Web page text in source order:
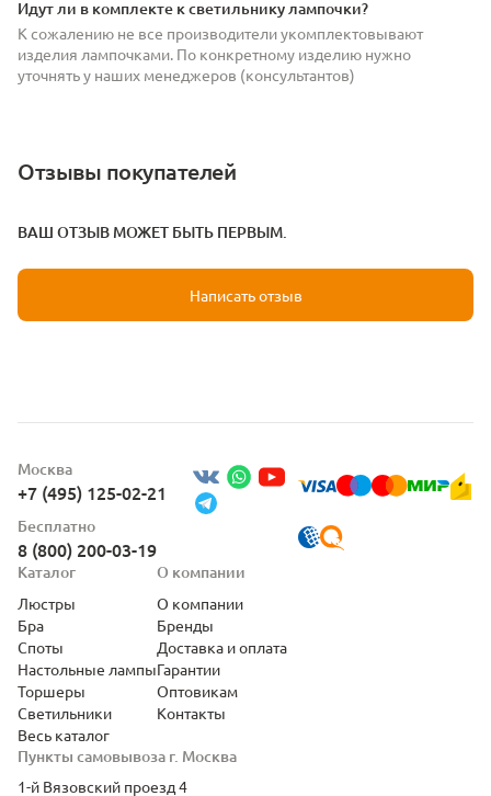
Идут ли в комплекте к светильнику лампочки?
К сожалению не все производители укомплектовывают
изделия лампочками. По конкретному изделию нужно
уточнять у наших менеджеров (консультантов)
Отзывы покупателей
ВАШ ОТЗЫВ МОЖЕТ БЫТЬ ПЕРВЫМ.
Написать отзыв
Москва
+7 (495) 125-02-21
Бесплатно
8 (800) 200-03-19
Пункты самовывоза г. Москва
1-й Вязовский проезд 4
Каталог
Люстры
Бра
Споты
Настольные лампы
Торшеры
Светильники
Весь каталог
О компании
О компании
Бренды
Доставка и оплата
Гарантии
Оптовикам
Контакты